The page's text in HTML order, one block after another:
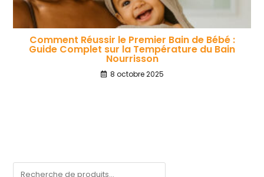
Comment Réussir le Premier Bain de Bébé :
Guide Complet sur la Température du Bain
Nourrisson
8 octobre 2025